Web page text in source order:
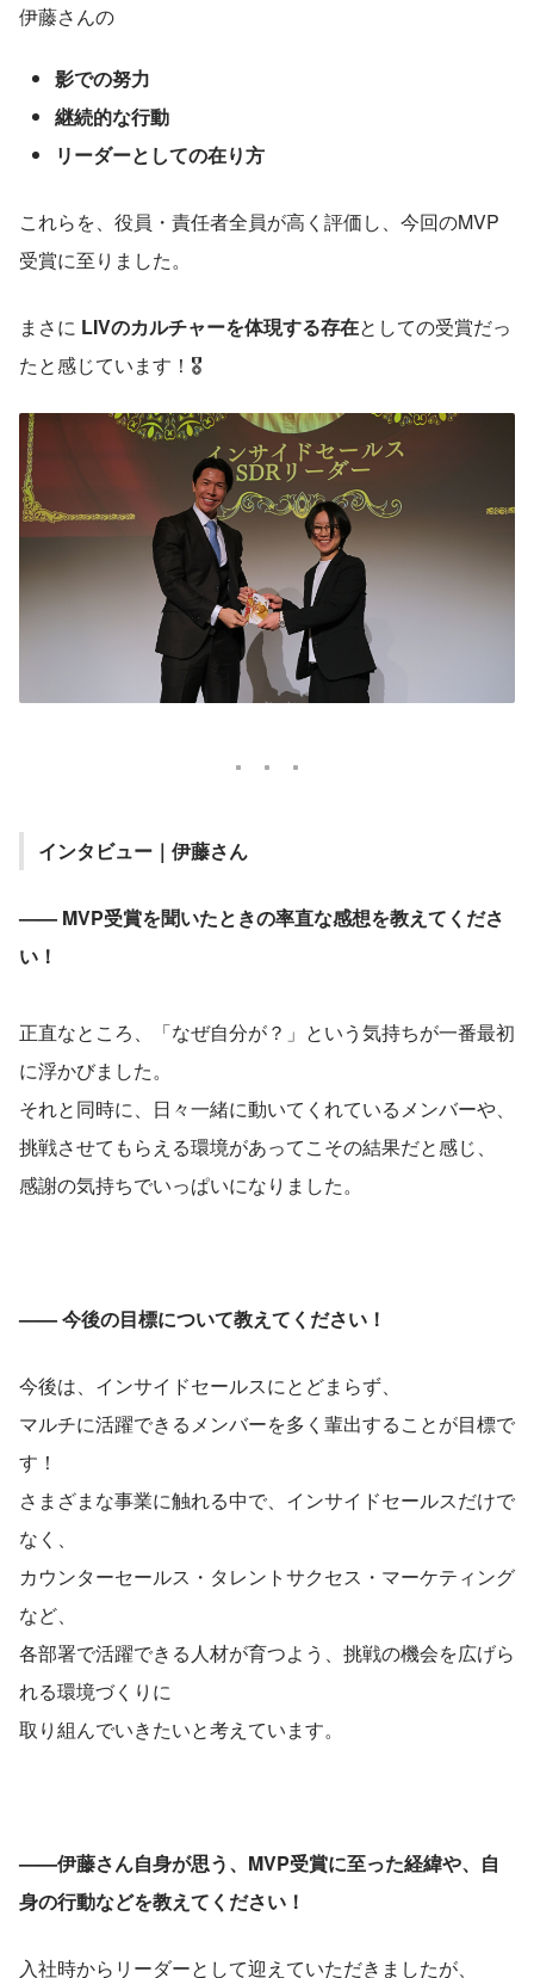
伊藤さんの
影での努力
継続的な行動
リーダーとしての在り方
これらを、役員・責任者全員が高く評価し、今回のMVP
受賞に至りました。
まさに LIVのカルチャーを体現する存在としての受賞だっ
たと感じています！🎖️
インタビュー｜伊藤さん
—— MVP受賞を聞いたときの率直な感想を教えてくださ
い！
正直なところ、「なぜ自分が？」という気持ちが一番最初
に浮かびました。
それと同時に、日々一緒に動いてくれているメンバーや、
挑戦させてもらえる環境があってこその結果だと感じ、
感謝の気持ちでいっぱいになりました。
—— 今後の目標について教えてください！
今後は、インサイドセールスにとどまらず、
マルチに活躍できるメンバーを多く輩出することが目標で
す！
さまざまな事業に触れる中で、インサイドセールスだけで
なく、
カウンターセールス・タレントサクセス・マーケティング
など、
各部署で活躍できる人材が育つよう、挑戦の機会を広げら
れる環境づくりに
取り組んでいきたいと考えています。
——伊藤さん自身が思う、MVP受賞に至った経緯や、自
身の行動などを教えてください！
入社時からリーダーとして迎えていただきましたが、